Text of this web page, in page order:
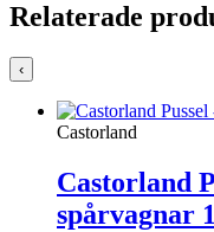
Relaterade
‹
Castorland
Castorland
spårvagnar